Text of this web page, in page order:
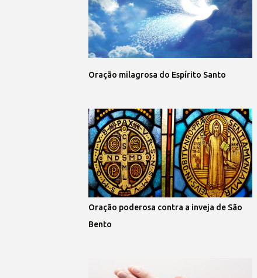
Oração milagrosa do Espírito Santo
Oração poderosa contra a inveja de São
Bento